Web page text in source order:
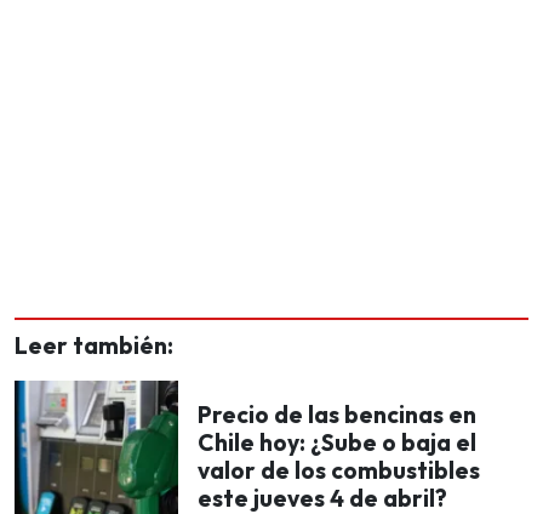
Leer también:
Precio de las bencinas en
Chile hoy: ¿Sube o baja el
valor de los combustibles
este jueves 4 de abril?